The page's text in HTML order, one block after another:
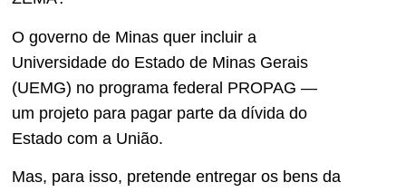
O governo de Minas quer incluir a
Universidade do Estado de Minas Gerais
(UEMG) no programa federal PROPAG —
um projeto para pagar parte da dívida do
Estado com a União.
Mas, para isso, pretende entregar os bens da